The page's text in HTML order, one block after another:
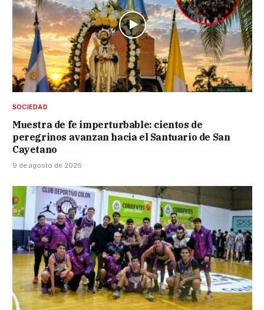
SOCIEDAD
Muestra de fe imperturbable: cientos de
peregrinos avanzan hacia el Santuario de San
Cayetano
9 de agosto de 2026